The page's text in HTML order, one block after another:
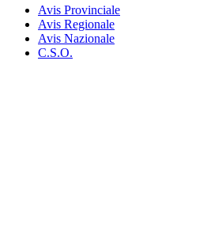
Avis Provinciale
Avis Regionale
Avis Nazionale
C.S.O.